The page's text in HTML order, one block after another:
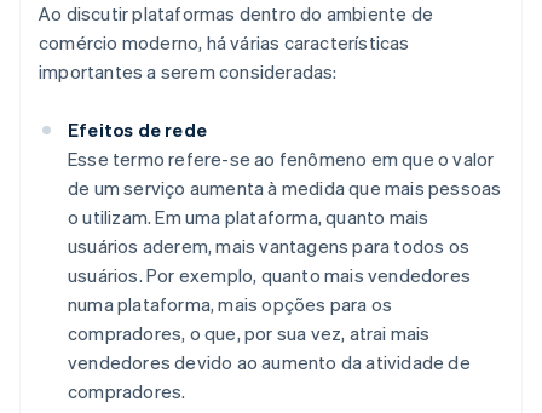
Ao discutir plataformas dentro do ambiente de
comércio moderno, há várias características
importantes a serem consideradas:
Efeitos de rede
Esse termo refere-se ao fenômeno em que o valor
de um serviço aumenta à medida que mais pessoas
o utilizam. Em uma plataforma, quanto mais
usuários aderem, mais vantagens para todos os
usuários. Por exemplo, quanto mais vendedores
numa plataforma, mais opções para os
compradores, o que, por sua vez, atrai mais
vendedores devido ao aumento da atividade de
compradores.